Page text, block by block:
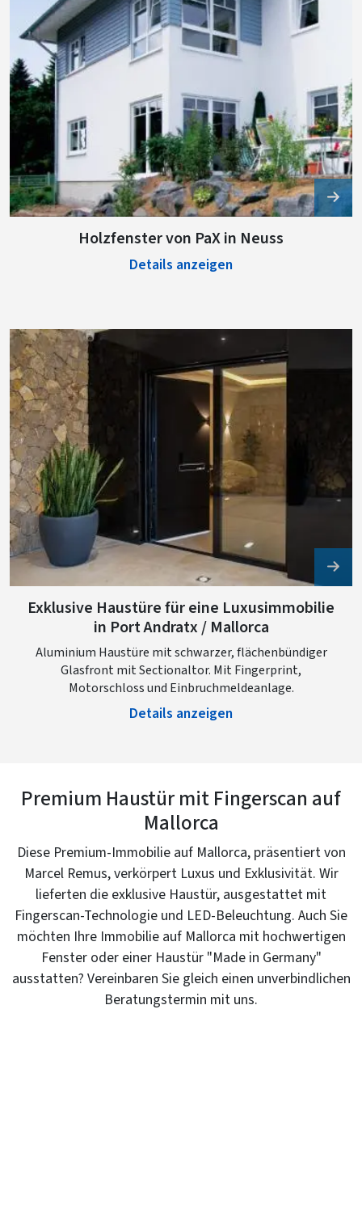
Holzfenster von PaX in Neuss
Details anzeigen
Exklusive Haustüre für eine Luxusimmobilie
in Port Andratx / Mallorca
Aluminium Haustüre mit schwarzer, flächenbündiger
Glasfront mit Sectionaltor. Mit Fingerprint,
Motorschloss und Einbruchmeldeanlage.
Details anzeigen
Premium Haustür mit Fingerscan auf
Mallorca
Diese Premium-Immobilie auf Mallorca, präsentiert von
Marcel Remus, verkörpert Luxus und Exklusivität. Wir
lieferten die exklusive Haustür, ausgestattet mit
Fingerscan-Technologie und LED-Beleuchtung. Auch Sie
möchten Ihre Immobilie auf Mallorca mit hochwertigen
Fenster oder einer Haustür "Made in Germany"
ausstatten? Vereinbaren Sie gleich einen unverbindlichen
Beratungstermin mit uns.